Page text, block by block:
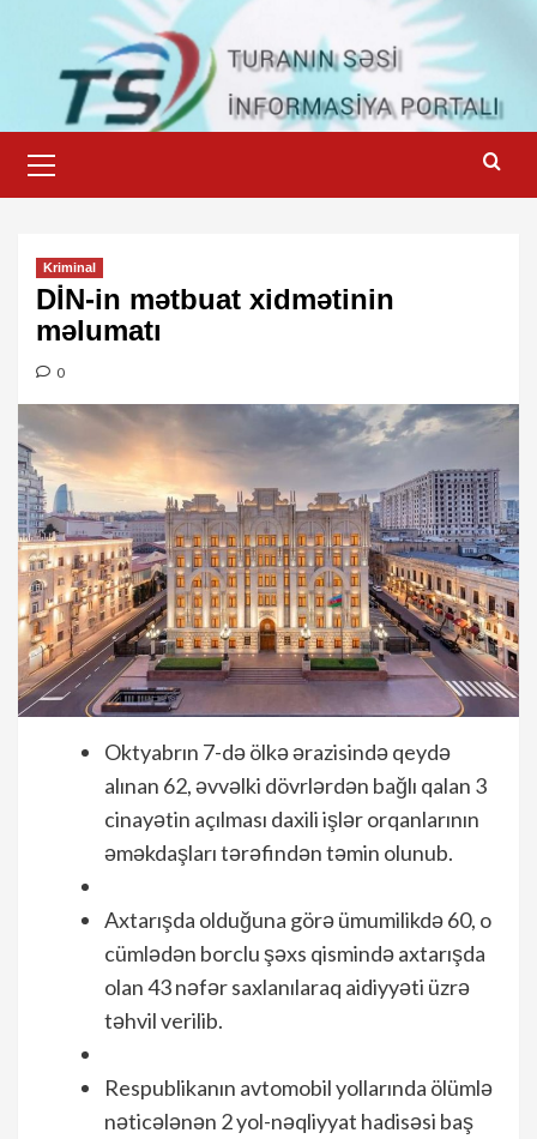
content
Menu
Kriminal
DİN-in mətbuat xidmətinin
məlumatı
0
Oktyabrın 7-də ölkə ərazisində qeydə
alınan 62, əvvəlki dövrlərdən bağlı qalan 3
cinayətin açılması daxili işlər orqanlarının
əməkdaşları tərəfindən təmin olunub.
Axtarışda olduğuna görə ümumilikdə 60, o
cümlədən borclu şəxs qismində axtarışda
olan 43 nəfər saxlanılaraq aidiyyəti üzrə
təhvil verilib.
Respublikanın avtomobil yollarında ölümlə
nəticələnən 2 yol-nəqliyyat hadisəsi baş